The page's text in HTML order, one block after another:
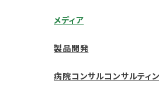
メディア
製品開発
病院コンサルコンサルティ